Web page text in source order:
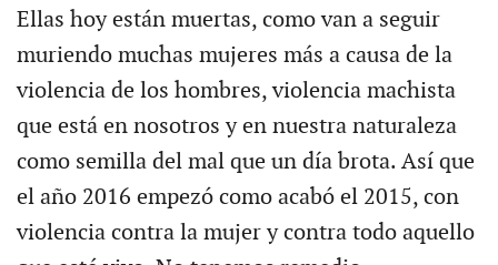
Ellas hoy están muertas, como van a seguir
muriendo muchas mujeres más a causa de la
violencia de los hombres, violencia machista
que está en nosotros y en nuestra naturaleza
como semilla del mal que un día brota. Así que
el año 2016 empezó como acabó el 2015, con
violencia contra la mujer y contra todo aquello